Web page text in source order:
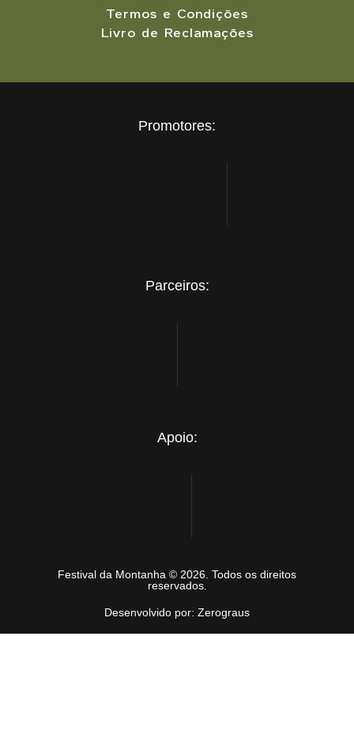
Termos e Condições
Livro de Reclamações
Promotores:
Parceiros:
Apoio:
Festival da Montanha © 2026. Todos os direitos
reservados.
Desenvolvido por: Zerograus